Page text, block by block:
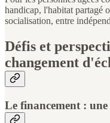
handicap, l'habitat partagé
socialisation, entre
Défis et
changement
Le financement :